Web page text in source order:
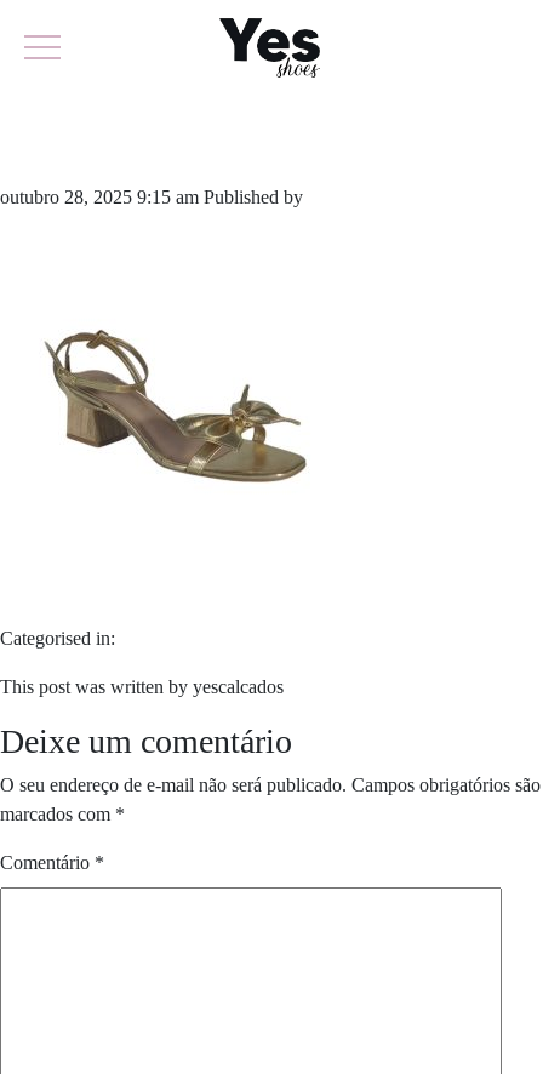
outubro 28, 2025 9:15 am Published by
Categorised in:
This post was written by yescalcados
Deixe um comentário
O seu endereço de e-mail não será publicado. Campos obrigatórios são
marcados com *
Comentário *